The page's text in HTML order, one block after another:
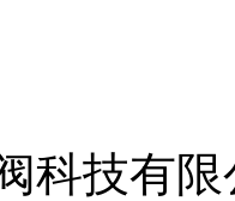
阀科技有